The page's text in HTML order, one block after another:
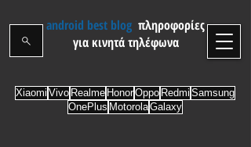
android best blog πληροφορίες
για κινητά τηλέφωνα
Xiaomi Vivo Realme HonorOppo Redmi Samsung
OnePlus MotorolaGalaxy